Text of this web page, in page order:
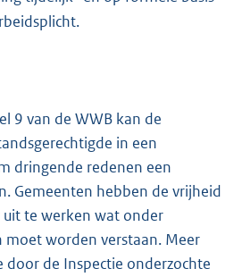
9 van de WWB kan de
in een
dringende redenen een
Gemeenten hebben de vrijheid
te werken wat onder
moet worden verstaan. Meer
door de Inspectie onderzochte